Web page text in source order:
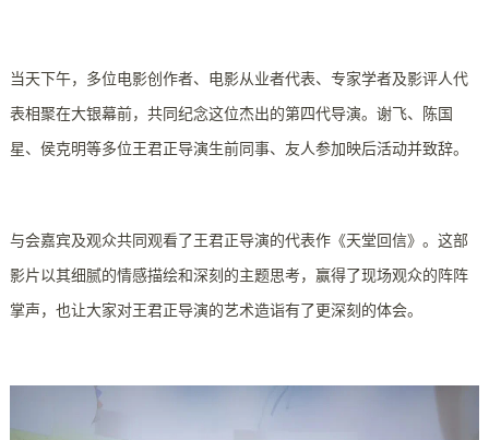
当天下午，多位电影创作者、电影从业者代表、专家学者及影评人代
表相聚在大银幕前，共同纪念这位杰出的第四代导演。谢飞、陈国
星、侯克明等多位王君正导演生前同事、友人参加映后活动并致辞。
与会嘉宾及观众共同观看了王君正导演的代表作《天堂回信》。这部
影片以其细腻的情感描绘和深刻的主题思考，赢得了现场观众的阵阵
掌声，也让大家对王君正导演的艺术造诣有了更深刻的体会。